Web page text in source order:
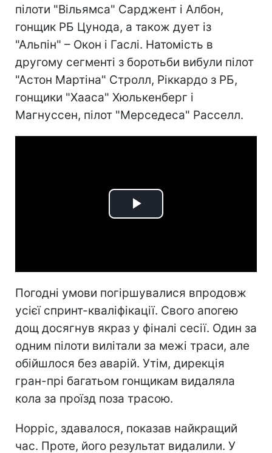
пілоти "Вільямса" Сарджент і Албон,
гонщик РБ Цунода, а також дует із
"Альпін" – Окон і Гаслі. Натомість в
другому сегменті з боротьби вибули пілот
"Астон Мартіна" Стролл, Ріккардо з РБ,
гонщики "Хааса" Хюлькенберг і
Магнуссен, пілот "Мерседеса" Расселл.
Play
Погодні умови погіршувалися впродовж
усієї спринт-кваліфікації. Свого апогею
дощ досягнув якраз у фіналі сесії. Один за
одним пілоти вилітали за межі траси, але
обійшлося без аварій. Утім, дирекція
гран-прі багатьом гонщикам видаляла
кола за проїзд поза трасою.
Норріс, здавалося, показав найкращий
час. Проте, його результат видалили. У